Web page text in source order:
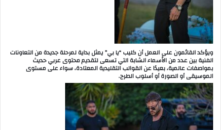
ويؤكد القائمون على العمل أن كليب “يا بي” يمثل بداية لمرحلة جديدة من التعاونات
الفنية بين عدد من الأسماء الشابة التي تسعى لتقديم محتوى عربي حديث
بمواصفات عالمية، بعيدًا عن القوالب التقليدية المعتادة، سواء على مستوى
الموسيقى أو الصورة أو أسلوب الطرح.